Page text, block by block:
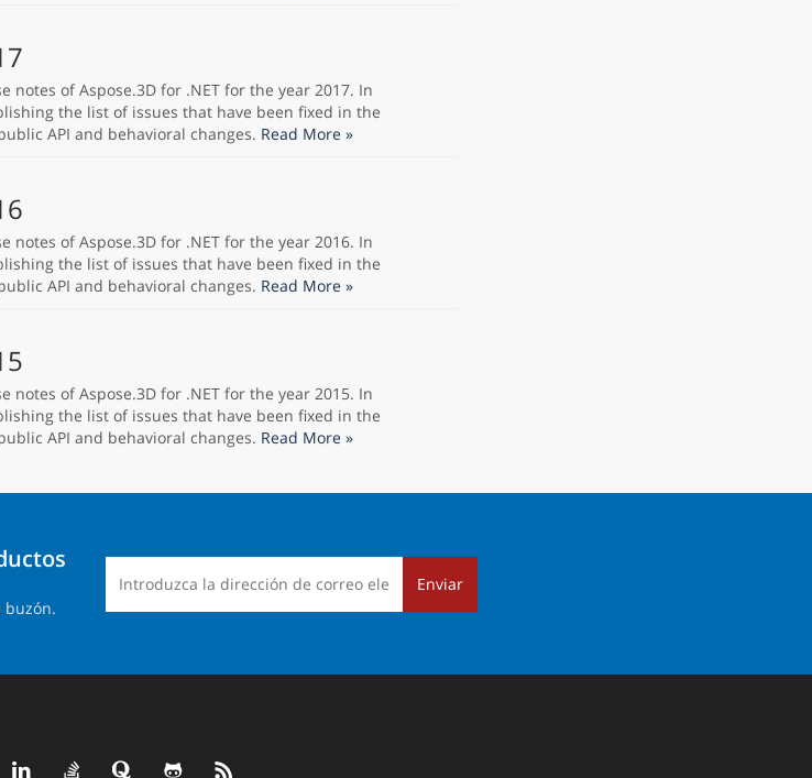
notes of Aspose.3D for .NET for the year 2017. In
the list of issues that have been fixed in the
API and behavioral changes. Read More »
notes of Aspose.3D for .NET for the year 2016. In
the list of issues that have been fixed in the
API and behavioral changes. Read More »
notes of Aspose.3D for .NET for the year 2015. In
the list of issues that have been fixed in the
API and behavioral changes. Read More »
buzón.
Enviar